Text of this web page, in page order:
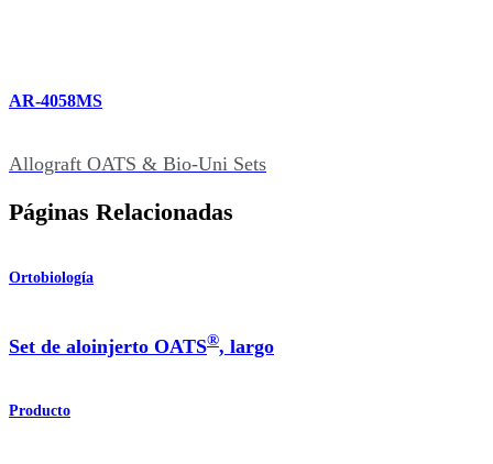
AR-4058MS
Allograft OATS & Bio-Uni Sets
Páginas Relacionadas
Ortobiología
Set de aloinjerto OATS®, largo
Producto